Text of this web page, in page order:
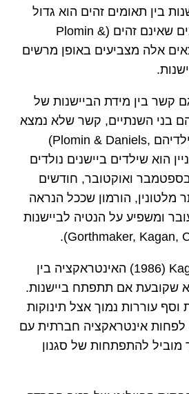
בין תאומים זהים הוא גדול
שאינם זהים (Plomin &
אלה מצביעים באופן מרשים
קשר בין מידת הביישנות של
בני השנתיים, קשר שלא נמצא
(Plomin & Daniels,
הוא שילדים ביישנים נולדים
ואוקטובר, חודשים
מלטונין, הורמון שככל הנראה
ומשפיע על הנטיה לביישנות
Gorthmaker, Kagan,
).
(
1986) האינטראקציה בין
שקובעת אם תתפתח ביישנות.
וסף עוררות נמוך אצל תינוקות
לפחות אינטראקציה חברתית עם
מוביל להתפתחות של סגנון